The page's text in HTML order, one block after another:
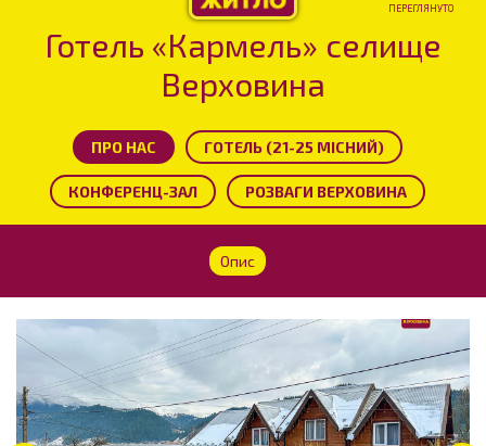
Готель «Кармель» селище
Верховина
ПЕРЕГЛЯНУТО
ПРО НАС ГОТЕЛЬ (21-25 МІСНИЙ)
КОНФЕРЕНЦ-ЗАЛ РОЗВАГИ ВЕРХОВИНА
Опис